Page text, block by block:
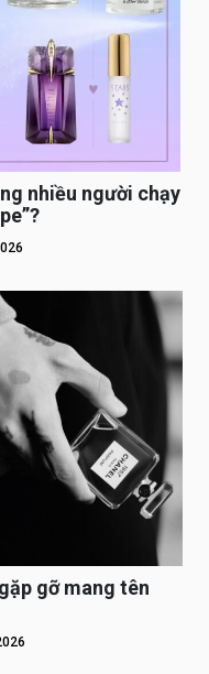
nhiều người chạy
gỡ mang tên